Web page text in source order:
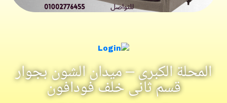
المحلة الكبرى – ميدان الشون بجوار
قسم ثانى خلف فودافون